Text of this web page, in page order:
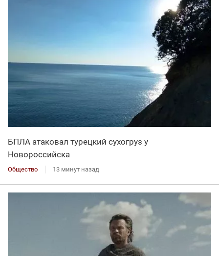
БПЛА атаковал турецкий сухогруз у
Новороссийска
Общество 13 минут назад